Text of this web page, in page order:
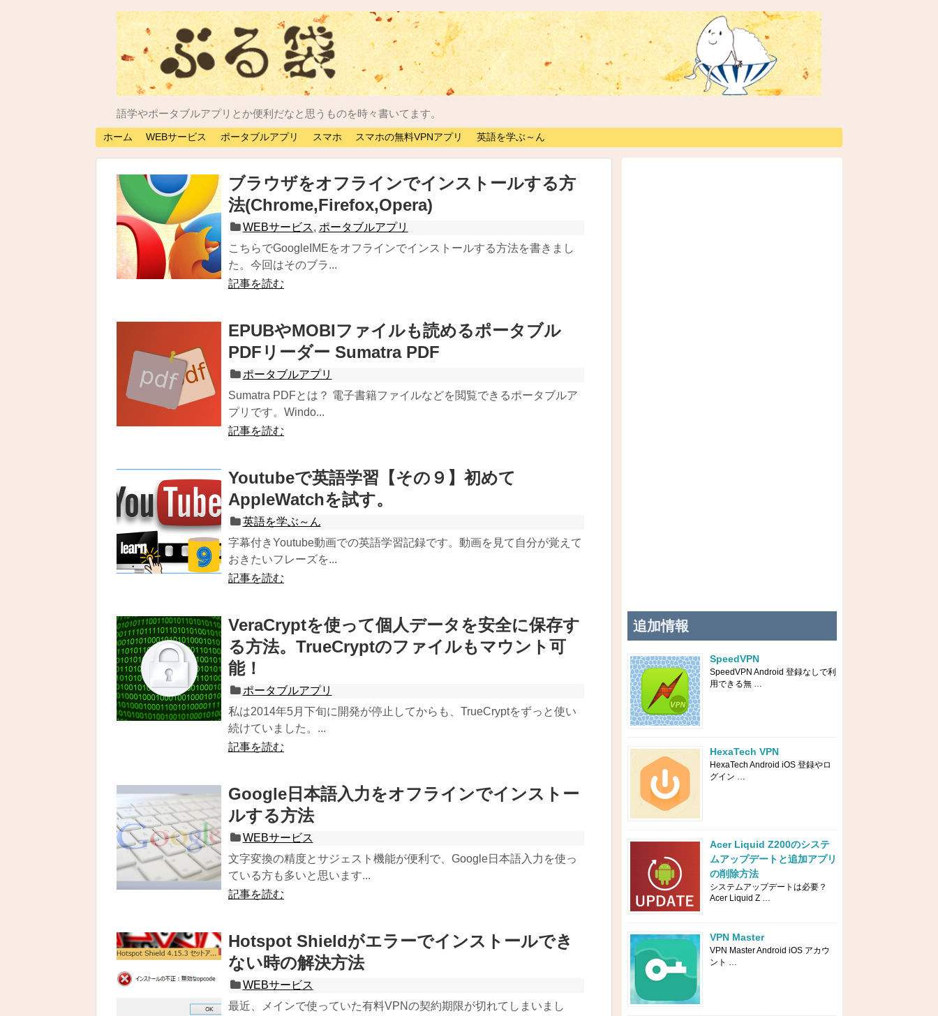
語学やポータブルアプリとか便利だなと思うものを時々書いてます。
ホーム WEBサービス ポータブルアプリ スマホ スマホの無料VPNアプリ 英語を学ぶ～ん
ブラウザをオフラインでインストールする方
法(Chrome,Firefox,Opera)
WEBサービス, ポータブルアプリ
こちらでGoogleIMEをオフラインでインストールする方法を書きまし
た。今回はそのブラ...
記事を読む
EPUBやMOBIファイルも読めるポータブル
PDFリーダー Sumatra PDF
ポータブルアプリ
Sumatra PDFとは？ 電子書籍ファイルなどを閲覧できるポータブルア
プリです。Windo...
記事を読む
Youtubeで英語学習【その９】初めて
AppleWatchを試す。
英語を学ぶ～ん
字幕付きYoutube動画での英語学習記録です。動画を見て自分が覚えて
おきたいフレーズを...
記事を読む
VeraCryptを使って個人データを安全に保存す
る方法。TrueCryptのファイルもマウント可
能！
ポータブルアプリ
私は2014年5月下旬に開発が停止してからも、TrueCryptをずっと使い
続けていました。...
記事を読む
Google日本語入力をオフラインでインストー
ルする方法
WEBサービス
文字変換の精度とサジェスト機能が便利で、Google日本語入力を使っ
ている方も多いと思います...
記事を読む
Hotspot Shieldがエラーでインストールでき
ない時の解決方法
WEBサービス
最近、メインで使っていた有料VPNの契約期限が切れてしまいまし
追加情報
SpeedVPN
SpeedVPN Android 登録なしで利
用できる無 …
HexaTech VPN
HexaTech Android iOS 登録やロ
グイン …
Acer Liquid Z200のシステ
ムアップデートと追加アプリ
の削除方法
システムアップデートは必要？
Acer Liquid Z …
VPN Master
VPN Master Android iOS アカウ
ント …